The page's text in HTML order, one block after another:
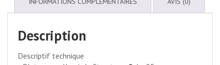
Description
Descriptif technique